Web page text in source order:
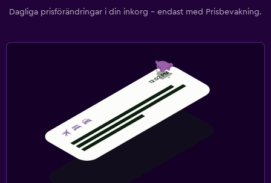
Dagliga prisförändringar i din inkorg – endast med Prisbevakning.